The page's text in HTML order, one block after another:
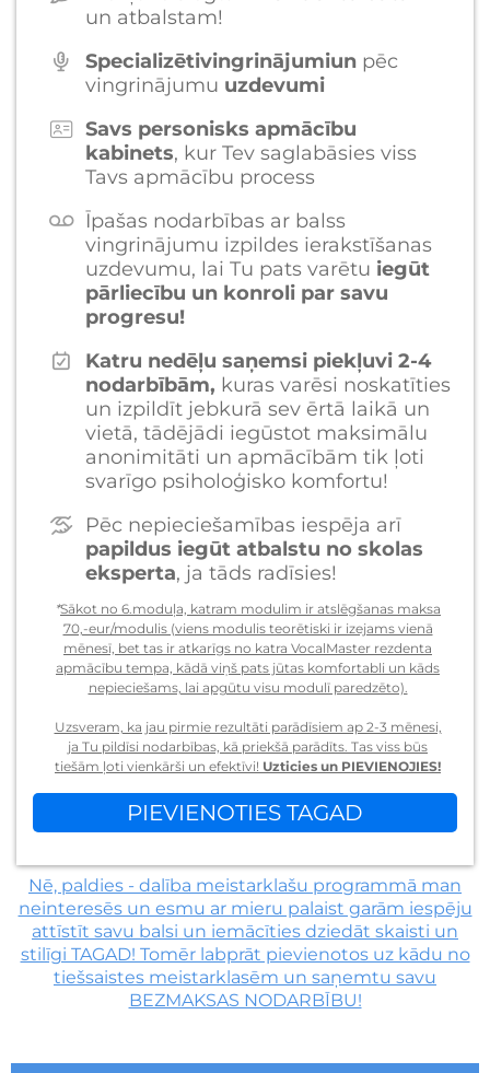
un atbalstam!
Specializētivingrinājumiunpēc
vingrinājumu uzdevumi
Savs personisks apmācību
kabinets, kur Tev saglabāsies viss
Tavs apmācību process
Īpašas nodarbības ar balss
vingrinājumu izpildes ierakstīšanas
uzdevumu, lai Tu pats varētu iegūt
pārliecību un konroli par savu
progresu!
Katru nedēļu saņemsi piekļuvi 2-4
nodarbībām, kuras varēsi noskatīties
un izpildīt jebkurā sev ērtā laikā un
vietā, tādējādi iegūstot maksimālu
anonimitāti un apmācībām tik ļoti
svarīgo psiholoģisko komfortu!
Pēc nepieciešamības iespēja arī
papildus iegūt atbalstu no skolas
eksperta, ja tāds radīsies!
*Sākot no 6.moduļa, katram modulim ir atslēgšanas maksa
70,-eur/modulis (viens modulis teorētiski ir izejams vienā
mēnesī, bet tas ir atkarīgs no katra VocalMaster rezdenta
apmācību tempa, kādā viņš pats jūtas komfortabli un kāds
nepieciešams, lai apgūtu visu modulī paredzēto).
Uzsveram, ka jau pirmie rezultāti parādīsiem ap 2-3 mēnesi,
ja Tu pildīsi nodarbības, kā priekšā parādīts. Tas viss būs
tiešām ļoti vienkārši un efektīvi! Uzticies un PIEVIENOJIES!
PIEVIENOTIES TAGAD
Nē, paldies - dalība meistarklašu programmā man
neinteresēs un esmu ar mieru palaist garām iespēju
attīstīt savu balsi un iemācīties dziedāt skaisti un
stilīgi TAGAD! Tomēr labprāt pievienotos uz kādu no
tiešsaistes meistarklasēm un saņemtu savu
BEZMAKSAS NODARBĪBU!